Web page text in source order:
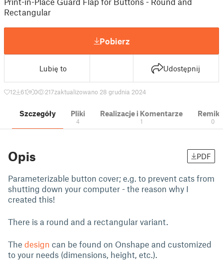
Rectangular
Pobierz
Lubię to Udostępnij
12 61 0 217zaktualizowano 28 grudnia 2024
Szczegóły Pliki
4
Realizacje i Komentarze
1 0
Opis PDF
Parameterizable button cover; e.g. to prevent cats from
shutting down your computer - the reason why I
created this!
There is a round and a rectangular variant.
The design can be found on Onshape and customized
to your needs (dimensions, height, etc.).